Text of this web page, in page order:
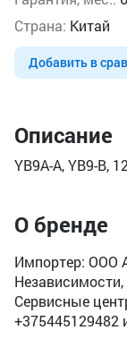
Страна: Китай
Добавить в
Описание
YB9A-A, YB9-B,
О бренде
Импортер: ООО
Независимости,
Сервисные
+375445129482